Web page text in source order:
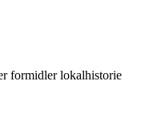
formidler lokalhistorie